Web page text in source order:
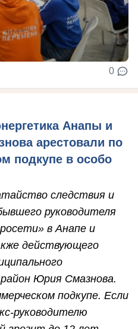
0
Анапы и
арестовали по
подкупе в особо
следствия и
руководителя
в Анапе и
действующего
Юрия Смазнова.
подкупе. Если
руководителю